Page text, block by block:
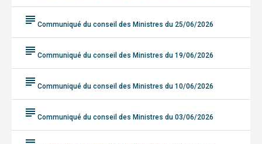
subject Communiqué du conseil des Ministres du 25/06/2026
subject Communiqué du conseil des Ministres du 19/06/2026
subject Communiqué du conseil des Ministres du 10/06/2026
subject Communiqué du conseil des Ministres du 03/06/2026